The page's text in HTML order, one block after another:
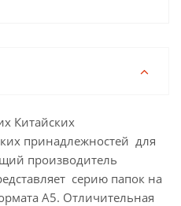
Китайских
принадлежностей для
производитель
серию папок на
А5. Отличительная